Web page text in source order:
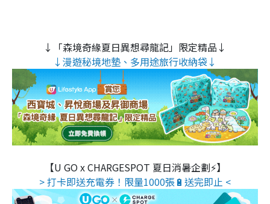
↓「森境奇緣夏日異想尋龍記」限定精品↓
↓漫遊秘境地墊、多用途旅行收納袋↓
【U GO x CHARGESPOT 夏日消暑企劃⚡】
> 打卡即送充電券！限量1000張🔋送完即止 <